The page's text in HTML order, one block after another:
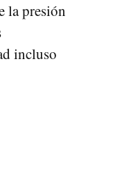
la presión
incluso